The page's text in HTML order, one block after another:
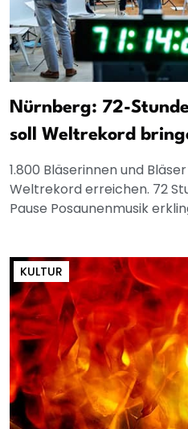
Nürnberg: 72-
soll Weltrekord
1.800 Bläserinnen und
Weltrekord erreichen. 72
Pause Posaunenmusik
KULTUR